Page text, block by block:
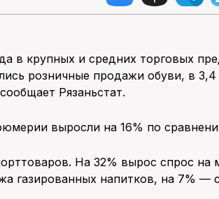
в крупных и средних торговых
розничные продажи обуви, в
Рязаньстат.
выросли на 16% по
На 32% вырос спрос на
газированных напитков, на 7% —